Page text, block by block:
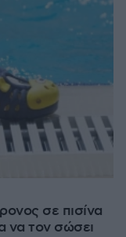
σε πισίνα
να τον σώσει